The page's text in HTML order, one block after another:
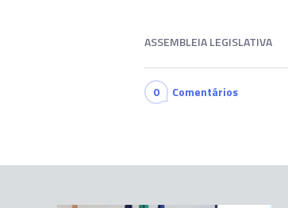
ASSEMBLEIA LEGISLATIVA
0 Comentários